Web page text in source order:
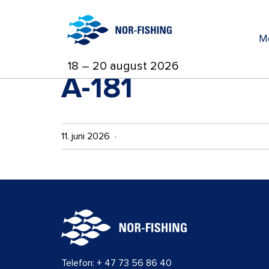
18 – 20 august 2026
A-181
11. juni 2026 ·
Telefon: + 47 73 56 86 40